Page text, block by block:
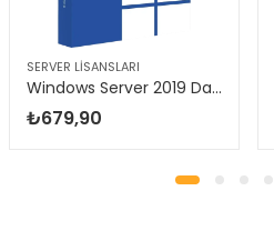
SERVER LISANSLARI
Windows Server 2019 DataCenter
₺679,90